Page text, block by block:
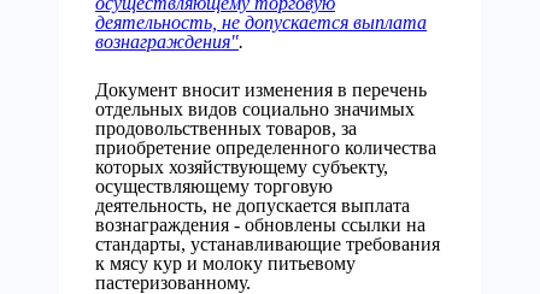
деятельность, не допускается выплата
вознаграждения".
Документ вносит изменения в перечень
отдельных видов социально значимых
продовольственных товаров, за
приобретение определенного количества
которых хозяйствующему субъекту,
осуществляющему торговую
деятельность, не допускается выплата
вознаграждения - обновлены ссылки на
стандарты, устанавливающие требования
к мясу кур и молоку питьевому
пастеризованному.